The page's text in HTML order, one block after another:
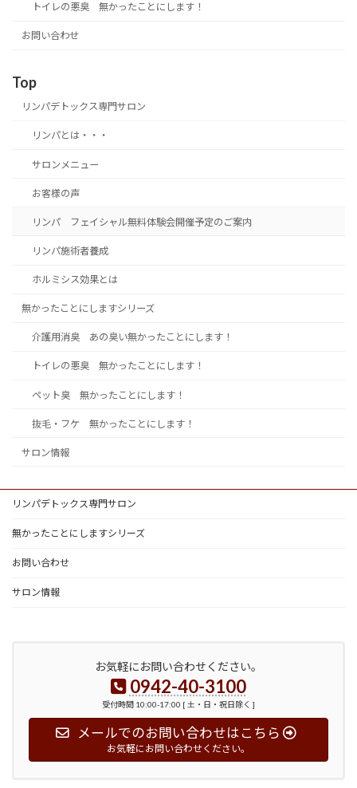
トイレの悪臭 無かったことにします！
お問い合わせ
Top
リンパデトックス専門サロン
リンパとは・・・
サロンメニュー
お客様の声
リンパ フェイシャル無料体験会開催予定のご案内
リンパ施術者養成
ホルミシス効果とは
無かったことにしますシリーズ
介護用消臭 あの臭い無かったことにします！
トイレの悪臭 無かったことにします！
ペット臭 無かったことにします！
抜毛・フケ 無かったことにします！
サロン情報
リンパデトックス専門サロン
無かったことにしますシリーズ
お問い合わせ
サロン情報
お気軽にお問い合わせください。
0942-40-3100
受付時間 10:00-17:00 [ 土・日・祝日除く ]
メールでのお問い合わせはこちら
お気軽にお問い合わせください。